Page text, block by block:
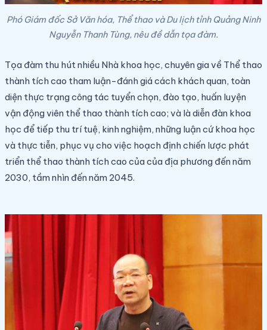
Phó Giám đốc Sở Văn hóa, Thể thao và Du lịch tỉnh Quảng Ninh
Nguyễn Thanh Tùng, nêu đề dẫn tọa đàm.
Tọa đàm thu hút nhiều Nhà khoa học, chuyên gia về Thể thao
thành tích cao tham luận-đánh giá cách khách quan, toàn
diện thực trạng công tác tuyển chọn, đào tạo, huấn luyện
vận động viên thể thao thành tích cao; và là diễn đàn khoa
học để tiếp thu trí tuệ, kinh nghiệm, những luận cứ khoa học
và thực tiễn, phục vụ cho việc hoạch định chiến lược phát
triển thể thao thành tích cao của của địa phương đến năm
2030, tầm nhìn đến năm 2045.